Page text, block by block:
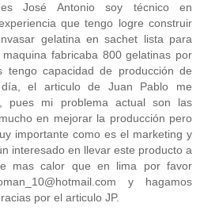
José Antonio soy técnico en
que tengo logre construir
gelatina en sachet lista para
fabricaba 800 gelatinas por
tengo capacidad de producción de
el articulo de Juan Pablo me
pues mi problema actual son las
en mejorar la producción pero
importante como es el marketing y
interesado en llevar este producto a
mas calor que en lima por favor
y hagamos
por el articulo JP.